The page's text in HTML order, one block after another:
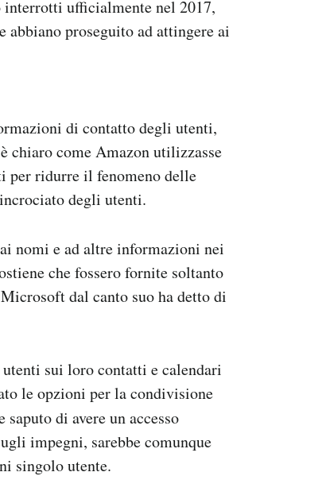
ufficialmente nel 2017,
proseguito ad attingere ai
di contatto degli utenti,
chiaro come Amazon utilizzasse
per ridurre il fenomeno delle
degli utenti.
nomi e ad altre informazioni nei
che fossero fornite soltanto
dal canto suo ha detto di
sui loro contatti e calendari
le opzioni per la condivisione
saputo di avere un accesso
impegni, sarebbe comunque
singolo utente.